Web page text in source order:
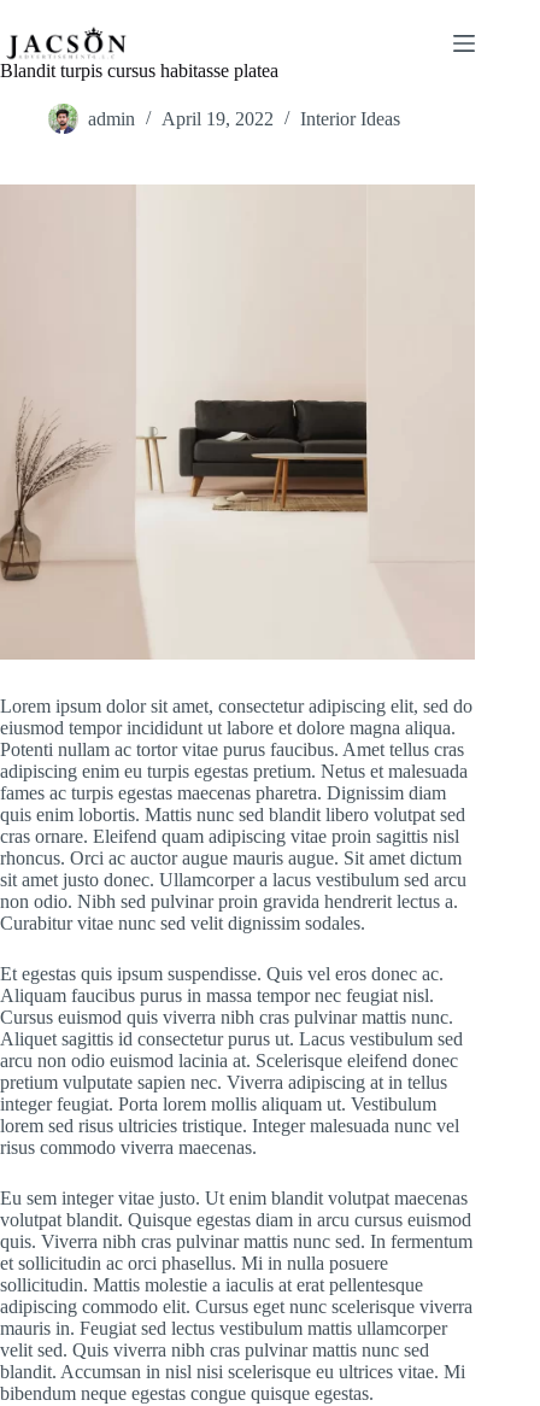
to
content
Blandit turpis cursus habitasse platea
admin April 19, 2022 Interior Ideas
Lorem ipsum dolor sit amet, consectetur adipiscing elit, sed do
eiusmod tempor incididunt ut labore et dolore magna aliqua.
Potenti nullam ac tortor vitae purus faucibus. Amet tellus cras
adipiscing enim eu turpis egestas pretium. Netus et malesuada
fames ac turpis egestas maecenas pharetra. Dignissim diam
quis enim lobortis. Mattis nunc sed blandit libero volutpat sed
cras ornare. Eleifend quam adipiscing vitae proin sagittis nisl
rhoncus. Orci ac auctor augue mauris augue. Sit amet dictum
sit amet justo donec. Ullamcorper a lacus vestibulum sed arcu
non odio. Nibh sed pulvinar proin gravida hendrerit lectus a.
Curabitur vitae nunc sed velit dignissim sodales.
Et egestas quis ipsum suspendisse. Quis vel eros donec ac.
Aliquam faucibus purus in massa tempor nec feugiat nisl.
Cursus euismod quis viverra nibh cras pulvinar mattis nunc.
Aliquet sagittis id consectetur purus ut. Lacus vestibulum sed
arcu non odio euismod lacinia at. Scelerisque eleifend donec
pretium vulputate sapien nec. Viverra adipiscing at in tellus
integer feugiat. Porta lorem mollis aliquam ut. Vestibulum
lorem sed risus ultricies tristique. Integer malesuada nunc vel
risus commodo viverra maecenas.
Eu sem integer vitae justo. Ut enim blandit volutpat maecenas
volutpat blandit. Quisque egestas diam in arcu cursus euismod
quis. Viverra nibh cras pulvinar mattis nunc sed. In fermentum
et sollicitudin ac orci phasellus. Mi in nulla posuere
sollicitudin. Mattis molestie a iaculis at erat pellentesque
adipiscing commodo elit. Cursus eget nunc scelerisque viverra
mauris in. Feugiat sed lectus vestibulum mattis ullamcorper
velit sed. Quis viverra nibh cras pulvinar mattis nunc sed
blandit. Accumsan in nisl nisi scelerisque eu ultrices vitae. Mi
bibendum neque egestas congue quisque egestas.